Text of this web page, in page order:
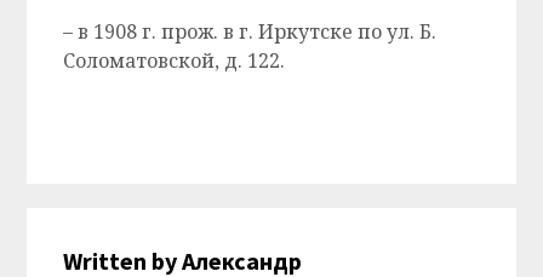
– в 1908 г. прож. в г. Иркутске по ул. Б.
Соломатовской, д. 122.
Written by Александр